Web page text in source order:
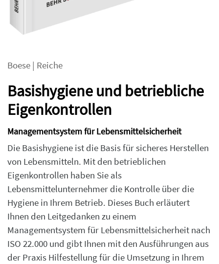
Boese | Reiche
Basishygiene und betriebliche
Eigenkontrollen
Managementsystem für Lebensmittelsicherheit
Die Basishygiene ist die Basis für sicheres Herstellen
von Lebensmitteln. Mit den betrieblichen
Eigenkontrollen haben Sie als
Lebensmittelunternehmer die Kontrolle über die
Hygiene in Ihrem Betrieb. Dieses Buch erläutert
Ihnen den Leitgedanken zu einem
Managementsystem für Lebensmittelsicherheit nach
ISO 22.000 und gibt Ihnen mit den Ausführungen aus
der Praxis Hilfestellung für die Umsetzung in Ihrem